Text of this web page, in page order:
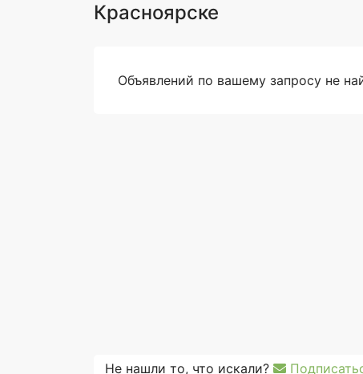
Красноярске
Объявлений по вашему запросу не
Не нашли то, что искали?